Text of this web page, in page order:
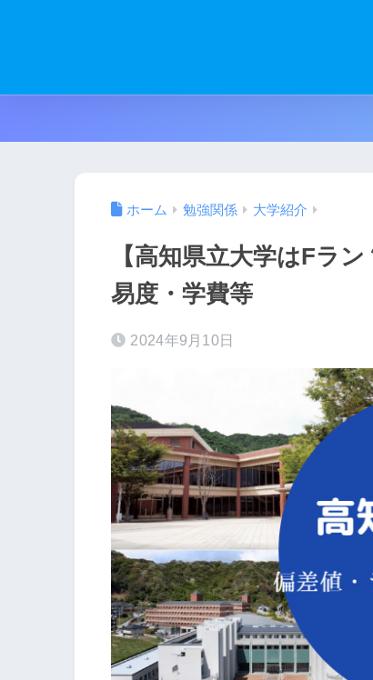
ホーム 勉強関係 大学紹介
【高知県立大学はFラ
易度・学費等
2024年9月10日